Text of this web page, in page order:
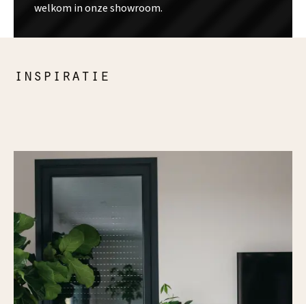
welkom in onze showroom.
inspiratie